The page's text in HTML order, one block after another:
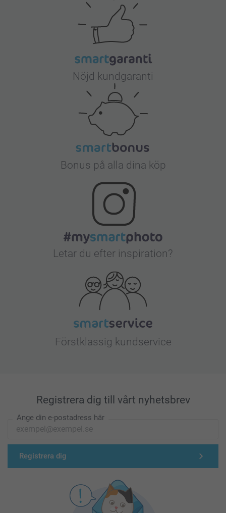
Nöjd kundgaranti
Bonus på alla dina köp
Letar du efter inspiration?
Förstklassig kundservice
Registrera dig till vårt nyhetsbrev
Ange din e-postadress här
Registrera dig